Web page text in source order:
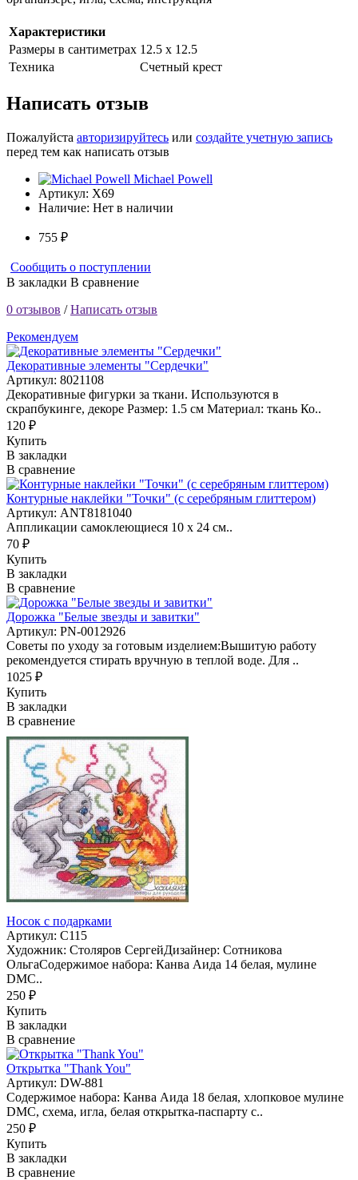
Характеристики
Размеры в сантиметрах 12.5 х 12.5
Техника
Счетный крест
Написать отзыв
Пожалуйста авторизируйтесь или создайте учетную запись
перед тем как написать отзыв
Michael Powell
Артикул: X69
Наличие: Нет в наличии
755 ₽
Сообщить о поступлении
В закладки В сравнение
0 отзывов /Написать отзыв
Рекомендуем
Декоративные элементы "Сердечки"
Артикул: 8021108
Декоративные фигурки за ткани. Используются в
скрапбукинге, декоре Размер: 1.5 см Материал: ткань Ко..
120 ₽
Купить
В закладки
В сравнение
Контурные наклейки "Точки" (с серебряным глиттером)
Артикул: ANT8181040
Аппликации самоклеющиеся 10 х 24 см..
70 ₽
Купить
В закладки
В сравнение
Дорожка "Белые звезды и завитки"
Артикул: PN-0012926
Советы по уходу за готовым изделием:Вышитую работу
рекомендуется стирать вручную в теплой воде. Для ..
1025 ₽
Купить
В закладки
В сравнение
Носок с подарками
Артикул: C115
Художник: Столяров СергейДизайнер: Сотникова
ОльгаСодержимое набора: Канва Аида 14 белая, мулине
DMC..
250 ₽
Купить
В закладки
В сравнение
Открытка "Thank You"
Артикул: DW-881
Содержимое набора: Канва Аида 18 белая, хлопковое мулине
DMC, схема, игла, белая открытка-паспарту с..
250 ₽
Купить
В закладки
В сравнение